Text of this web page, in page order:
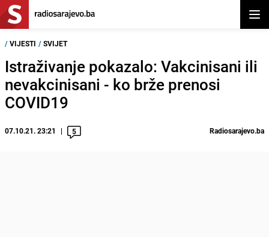
/ VIJESTI / SVIJET
Istraživanje pokazalo: Vakcinisani ili
nevakcinisani - ko brže prenosi
COVID19
07.10.21. 23:21 5 Radiosarajevo.ba